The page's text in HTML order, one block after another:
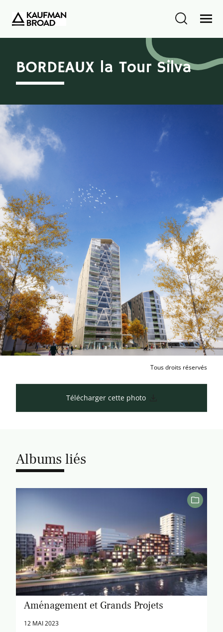
BORDEAUX la Tour Silva
Tous droits réservés
Télécharger cette photo
Albums liés
Aménagement et Grands Projets
12 MAI 2023